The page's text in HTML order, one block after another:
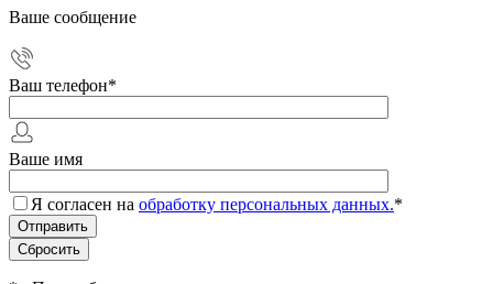
Ваше сообщение
Ваш телефон*
Ваше имя
Я согласен на обработку персональных данных.*